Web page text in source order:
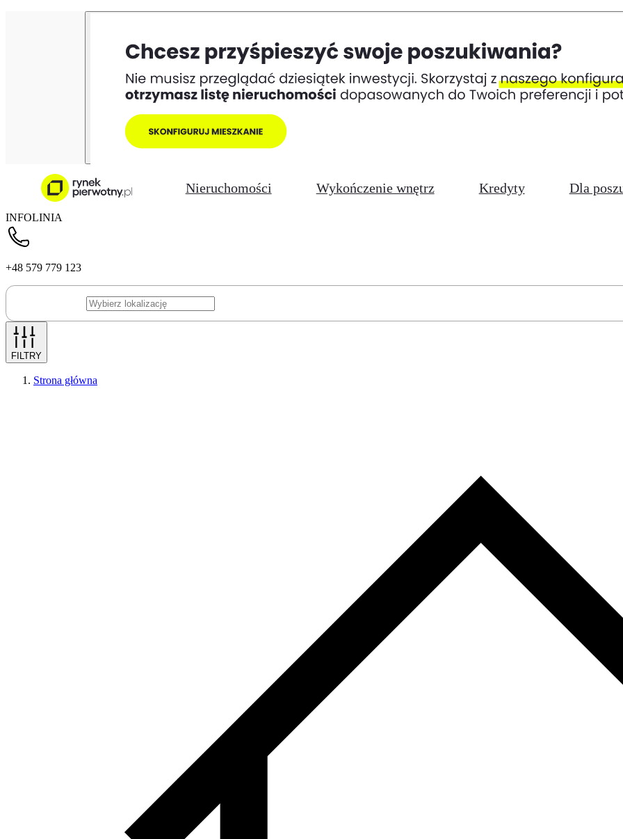
Nieruchomości Wykończenie wnętrz Kredyty Dla
INFOLINIA
+48 579 779 123
FILTRY
Strona główna